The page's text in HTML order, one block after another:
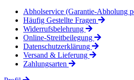
Abholservice (Garantie-Abholung
Häufig Gestellte Fragen
Widerrufsbelehrung
Online-Streitbeilegung
Datenschutzerklärung
Versand & Lieferung
Zahlungsarten